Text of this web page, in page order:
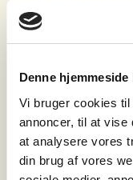
Denne
Vi bruger cookies
annoncer, til at vise
at analysere vores
din brug af vores
Hadsten
TILMELD